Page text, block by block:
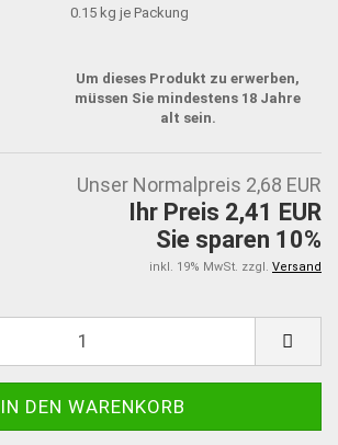
0.15 kg je Packung
Um dieses Produkt zu erwerben,
müssen Sie mindestens 18 Jahre
alt sein.
Unser Normalpreis 2,68 EUR
Ihr Preis 2,41 EUR
Sie sparen 10%
inkl. 19% MwSt. zzgl. Versand